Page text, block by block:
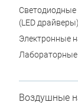
Светодиодные
(LED драйверы)
Электронные
Лабораторные
Воздушные